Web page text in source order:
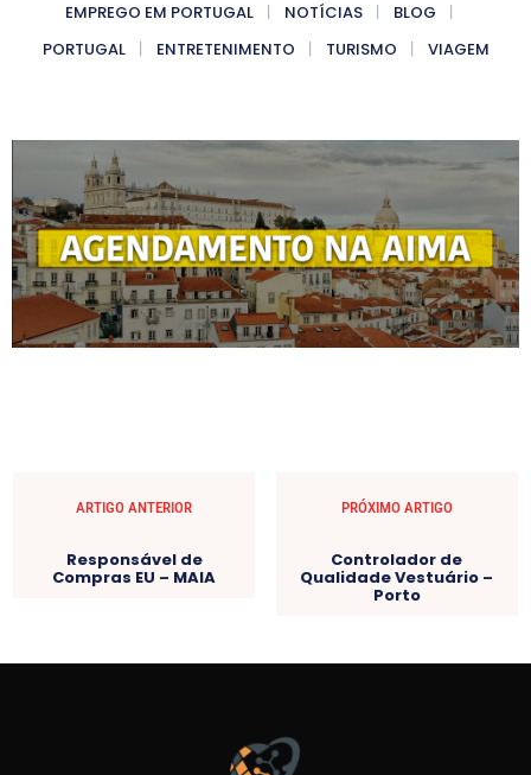
EMPREGO EM PORTUGAL NOTÍCIAS
BLOG
PORTUGAL
ENTRETENIMENTO TURISMO VIAGEM
ARTIGO ANTERIOR
Responsável de
Compras EU – MAIA
PRÓXIMO ARTIGO
Controlador de
Qualidade Vestuário –
Porto